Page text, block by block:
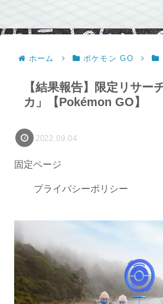
ホーム ポケモン GO
【結果報告】限定リサー
カ」【Pokémon GO】
2022.09.04
固定ページ
プライバシーポリシー